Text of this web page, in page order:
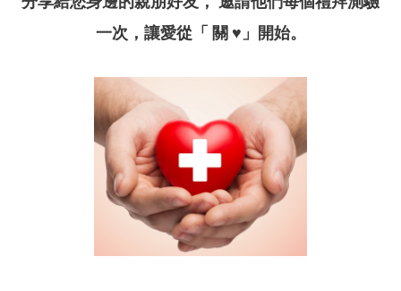
一次，讓愛從「 關 ♥ 」開始。